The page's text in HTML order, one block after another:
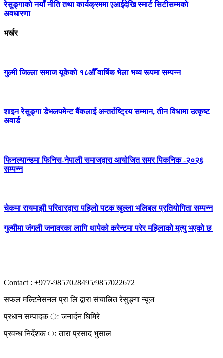
रेसुङ्गाको नयाँ नीति तथा कार्यक्रममा एआईदेखि स्मार्ट सिटीसम्मको
अवधारणा
भर्खर
गुल्मी जिल्ला समाज यूकेको १८औँ वार्षिक भेला भव्य रूपमा सम्पन्न
शाइन रेसुङ्गा डेभलपमेन्ट बैंकलाई अन्तर्राष्ट्रिय सम्मान, तीन विधामा उत्कृष्ट
अवार्ड
फिनल्यान्डमा फिनिस-नेपाली समाजद्वारा आयोजित समर पिकनिक -२०२६
सम्पन्न
चेकमा रायमाझी परिवारद्वारा पहिलो पटक खुल्ला भलिबल प्रतियोगिता सम्पन्न
गुल्मीमा जंगली जनावरका लागि थापेको करेन्टमा परेर महिलाको मृत्यु भएको छ
Contact : +977-9857028495/9857022672
सफल मल्टिनेसनल प्रा लि द्वारा संचालित रेसुङ्गा न्यूज
प्रधान सम्पादक ः जनार्दन घिमिरे
प्रवन्ध निर्देशक ः तारा प्रसाद भुसाल